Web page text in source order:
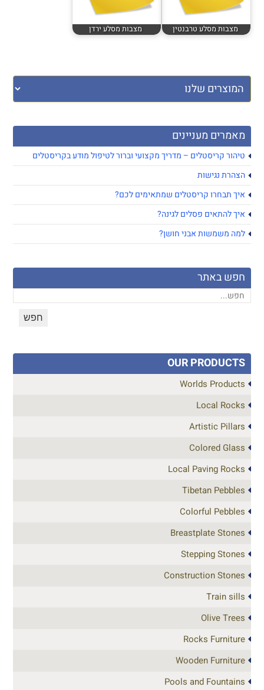
מאמרים מעניינים
טיהור קריסטלים – מדריך מקצועי וברור לטיפול מודע בקריסטלים
הצהרת נגישות
איך תבחרו קריסטלים שמתאימים לכם?
איך להתאים פסלים לגינה?
למה משמשות אבני חושן?
חפש באתר
מצבות מסלע טרבנטין מצבות מסלע ירדן
OUR PRODUCTS
Worlds Products
Local Rocks
Artistic Pillars
Colored Glass
Local Paving Rocks
Tibetan Pebbles
Colorful Pebbles
Breastplate Stones
Stepping Stones
Construction Stones
Train sills
Olive Trees
Rocks Furniture
Wooden Furniture
Pools and Fountains